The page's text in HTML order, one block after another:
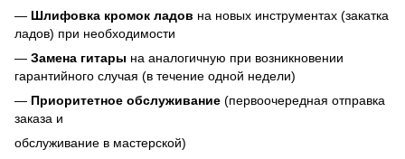
— Шлифовка кромок ладов на новых инструментах (закатка
ладов) при необходимости
— Замена гитары на аналогичную при возникновении
гарантийного случая (в течение одной недели)
— Приоритетное обслуживание (первоочередная отправка
заказа и
обслуживание в мастерской)